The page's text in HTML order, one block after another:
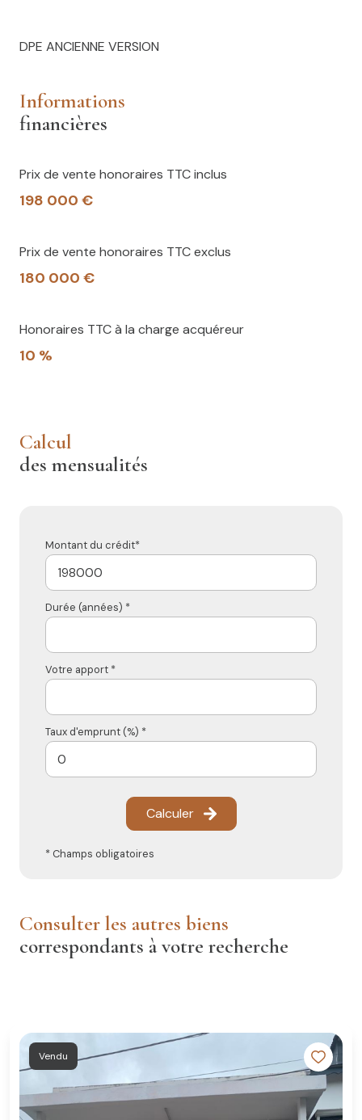
DPE ANCIENNE VERSION
informations
financières
Prix de vente honoraires TTC inclus
198 000 €
Prix de vente honoraires TTC exclus
180 000 €
Honoraires TTC à la charge acquéreur
10 %
calcul
des mensualités
Montant du crédit*
Durée (années) *
Votre apport *
Taux d'emprunt (%) *
Calculer
* Champs obligatoires
consulter les autres biens
correspondants à votre recherche
Vendu